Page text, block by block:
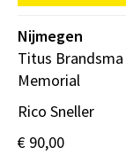
Nijmegen
Titus Brandsma
Memorial
Rico Sneller
€ 90,00